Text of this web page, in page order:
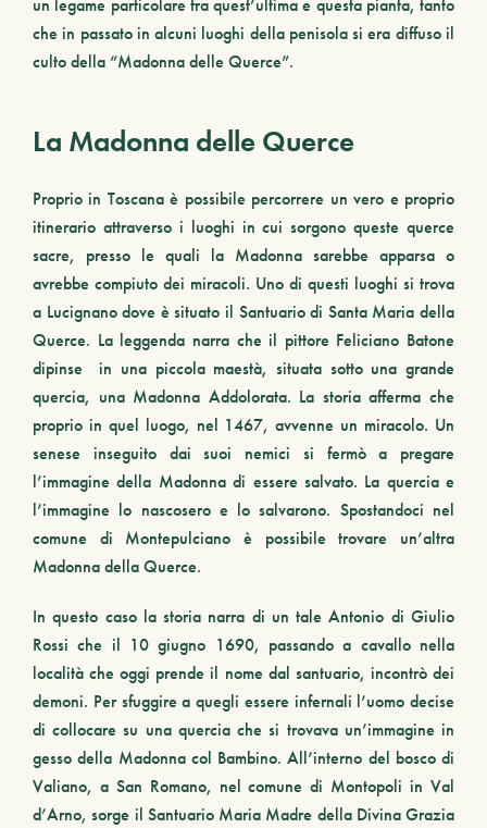
un legame particolare fra quest’ultima e questa pianta, tanto
che in passato in alcuni luoghi della penisola si era diffuso il
culto della “Madonna delle Querce”.
La Madonna delle Querce
Proprio in Toscana è possibile percorrere un vero e proprio
itinerario attraverso i luoghi in cui sorgono queste querce
sacre, presso le quali la Madonna sarebbe apparsa o
avrebbe compiuto dei miracoli. Uno di questi luoghi si trova
a Lucignano dove è situato il Santuario di Santa Maria della
Querce. La leggenda narra che il pittore Feliciano Batone
dipinse in una piccola maestà, situata sotto una grande
quercia, una Madonna Addolorata. La storia afferma che
proprio in quel luogo, nel 1467, avvenne un miracolo. Un
senese inseguito dai suoi nemici si fermò a pregare
l’immagine della Madonna di essere salvato. La quercia e
l’immagine lo nascosero e lo salvarono. Spostandoci nel
comune di Montepulciano è possibile trovare un’altra
Madonna della Querce.
In questo caso la storia narra di un tale Antonio di Giulio
Rossi che il 10 giugno 1690, passando a cavallo nella
località che oggi prende il nome dal santuario, incontrò dei
demoni. Per sfuggire a quegli essere infernali l’uomo decise
di collocare su una quercia che si trovava un’immagine in
gesso della Madonna col Bambino. All’interno del bosco di
Valiano, a San Romano, nel comune di Montopoli in Val
d’Arno, sorge il Santuario Maria Madre della Divina Grazia